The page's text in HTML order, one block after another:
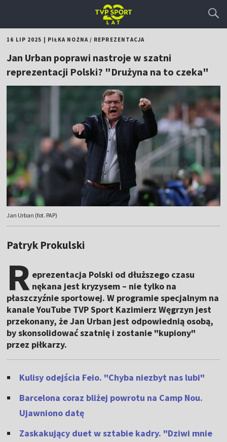
16 LIP 2025 PIŁKA NOŻNA/ REPREZENTACJA
Jan Urban poprawi nastroje w szatni
reprezentacji Polski? "Drużyna na to czeka"
Jan Urban (fot. PAP)
Patryk Prokulski
R eprezentacja Polski od dłuższego czasu
nękana jest kryzysem – nie tylko na
płaszczyźnie sportowej. W programie specjalnym na
kanale YouTube TVP Sport Kazimierz Węgrzyn jest
przekonany, że Jan Urban jest odpowiednią osobą,
by skonsolidować szatnię i zostanie "kupiony"
przez piłkarzy.
Kulisy odejścia Feio. "Chyba niezbyt nas lubi"
Barcelona coraz bliżej powrotu na Camp Nou.
Ujawniono datę
Zaskakujący duet w sztabie kadry. "Dziwi mnie